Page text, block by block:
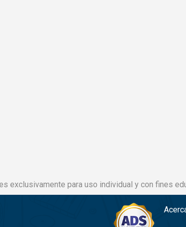
exclusivamente para uso individual y con fines